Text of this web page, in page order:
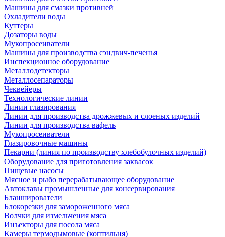
Машины для смазки противней
Охладители воды
Куттеры
Дозаторы воды
Мукопросеиватели
Машины для производства сэндвич-печенья
Инспекционное оборудование
Металлодетекторы
Металлосепараторы
Чеквейеры
Технологические линии
Линии глазирования
Линии для производства дрожжевых и слоеных изделий
Линии для производства вафель
Мукопросеиватели
Глазировочные машины
Пекарни (линия по производству хлебобулочных изделий)
Оборудование для приготовления заквасок
Пищевые насосы
Мясное и рыбо перерабатывающее оборудование
Автоклавы промышленные для консервирования
Бланширователи
Блокорезки для замороженного мяса
Волчки для измельчения мяса
Инъекторы для посола мяса
Камеры термодымовые (коптильня)